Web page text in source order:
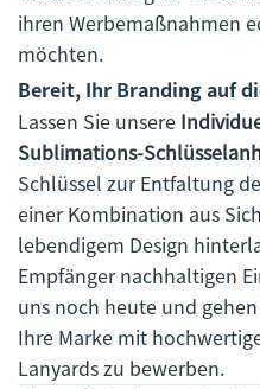
ihren Werbemaßnahmen
möchten.
Bereit, Ihr Branding auf
Lassen Sie unsere
Sublimations-
Schlüssel zur Entfaltung
einer Kombination aus
lebendigem Design
Empfänger nachhaltigen
uns noch heute und
Ihre Marke mit
Lanyards zu bewerben.